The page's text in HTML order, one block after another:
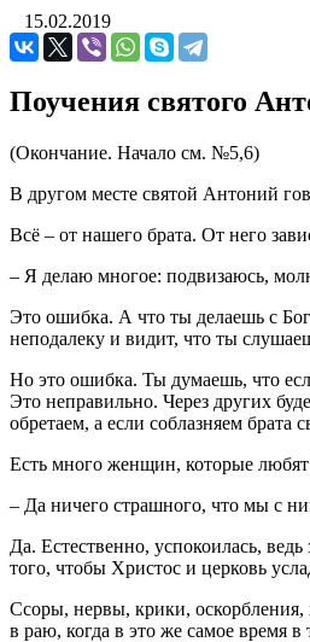
15.02.2019
Поучения святого
(Окончание. Начало см. №5,6)
В другом месте святой Антоний
Всё – от нашего брата. От него
– Я делаю многое: подвизаюсь,
Это ошибка. А что ты делаешь с
неподалеку и видит, что ты
Но это ошибка. Ты думаешь, что
Это неправильно. Через других
обретаем, а если соблазняем брата
Есть много женщин, которые
– Да ничего страшного, что мы с
Да. Естественно, успокоилась,
того, чтобы Христос и церковь
Ссоры, нервы, крики,
в раю, когда в это же самое время в